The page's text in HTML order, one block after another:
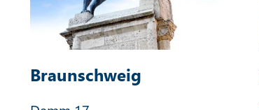
Braunschweig